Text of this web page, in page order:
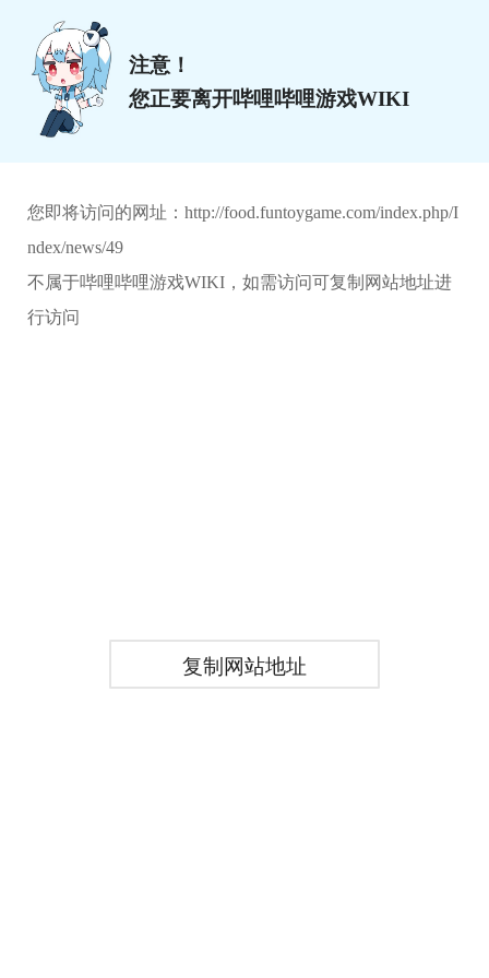
注意！
您正要离开哔哩哔哩游戏WIKI
您即将访问的网址： http://food.funtoygame.com/index.php/I
ndex/news/49
不属于哔哩哔哩游戏WIKI，如需访问可复制网站地址进
行访问
复制网站地址